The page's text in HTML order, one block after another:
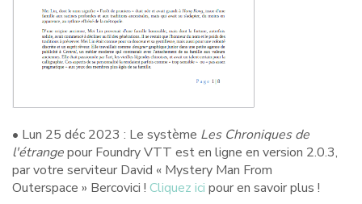
• Lun 25 déc 2023 : Le système Les Chroniques de
l'étrangepour Foundry VTT est en ligne en version 2.0.3,
par votre serviteur David « Mystery Man From
Outerspace » Bercovici ! Cliquez ici pour en savoir plus !